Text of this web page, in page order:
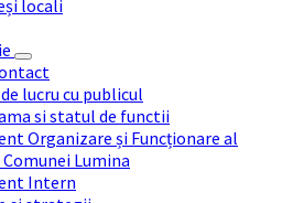
locali
lucru cu publicul
si statul de functii
Organizare și Funcționare al
Lumina
Intern